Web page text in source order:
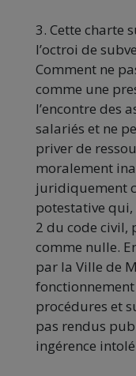
3. Cette charte
l’octroi de
Comment ne
comme une
l’encontre des
salariés et ne
priver de
moralement
juridiquement
potestative qui,
2 du code civil,
comme nulle.
par la Ville de
procédures et
pas rendus
ingérence